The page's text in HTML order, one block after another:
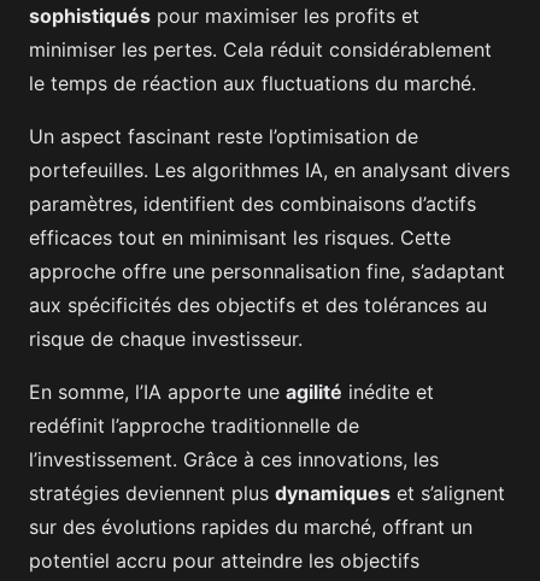
sophistiqués pour maximiser les profits et
minimiser les pertes. Cela réduit considérablement
le temps de réaction aux fluctuations du marché.
Un aspect fascinant reste l’optimisation de
portefeuilles. Les algorithmes IA, en analysant divers
paramètres, identifient des combinaisons d’actifs
efficaces tout en minimisant les risques. Cette
approche offre une personnalisation fine, s’adaptant
aux spécificités des objectifs et des tolérances au
risque de chaque investisseur.
En somme, l’IA apporte une agilité inédite et
redéfinit l’approche traditionnelle de
l’investissement. Grâce à ces innovations, les
stratégies deviennent plus dynamiques et s’alignent
sur des évolutions rapides du marché, offrant un
potentiel accru pour atteindre les objectifs